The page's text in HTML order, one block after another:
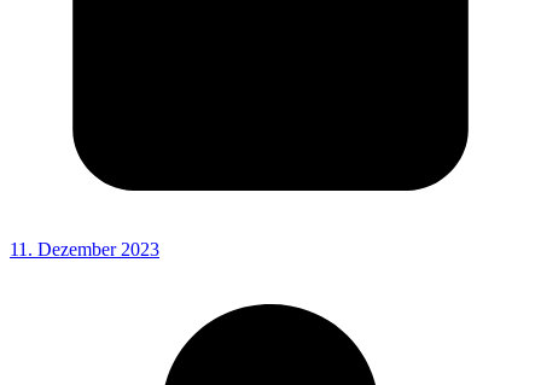
11. Dezember 2023